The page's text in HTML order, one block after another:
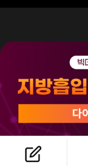
(주)365mcㅣ서울